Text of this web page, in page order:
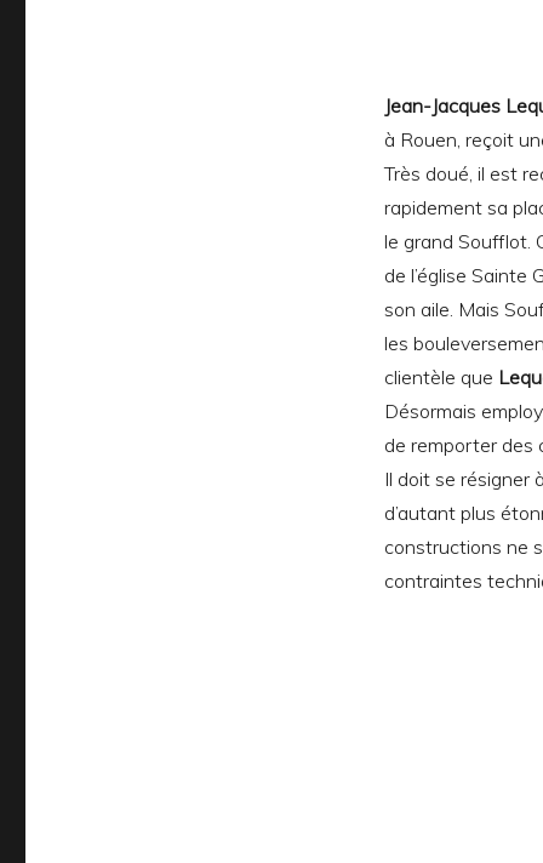
Jean-Jacques
à Rouen, reçoit
Très doué, il est
rapidement sa
le grand Soufflot.
de l’église Sainte
son aile. Mais
les
clientèle que
Désormais
de remporter des
Il doit se résigner
d’autant plus
constructions ne
contraintes